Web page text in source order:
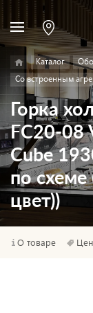
Каталог
Со встроенным
Горка
FC20-08
Cube
по
цвет))
О товаре